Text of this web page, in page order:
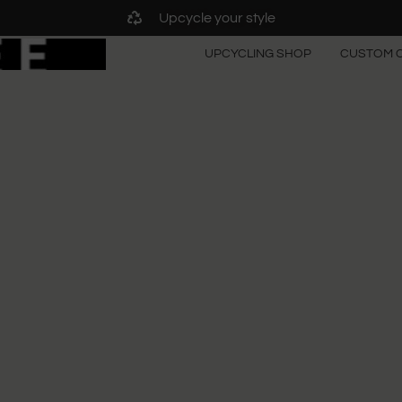
Upcycle your style
UPCYCLING SHOP CUSTOM